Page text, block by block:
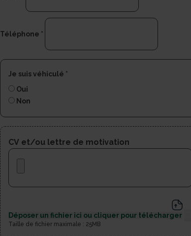
Téléphone *
Je suis véhiculé *
Oui
Non
CV et/ou lettre de motivation
Déposer un fichier ici ou cliquer pour télécharger
Taille de fichier maximale : 25MB